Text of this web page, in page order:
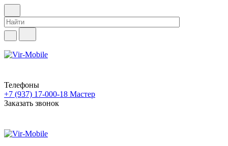
Телефоны
+7 (937) 17-000-18 Мастер
Заказать звонок